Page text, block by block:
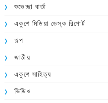
শুভেচ্ছা বার্তা
একুশে মিডিয়া ডেস্ক রিপোর্ট
গল্প
জাতীয়
একুশে সাহিত্য
ভিডিও